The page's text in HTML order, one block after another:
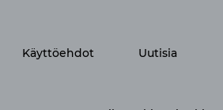
Käyttöehdot Uutisia